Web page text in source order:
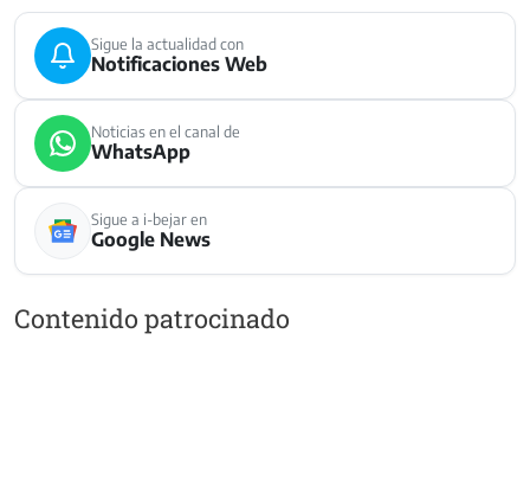
Sigue la actualidad con
Notificaciones Web
Noticias en el canal de
WhatsApp
Sigue a i-bejar en
Google News
Contenido patrocinado